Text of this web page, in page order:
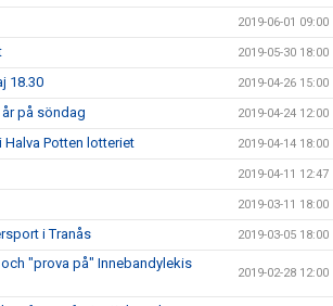
2019-06-01 09:00
2019-05-30 18:00
18.30 2019-04-26 15:00
på söndag 2019-04-24 12:00
Halva Potten lotteriet 2019-04-14 18:00
2019-04-11 12:47
2019-03-11 18:00
i Tranås 2019-03-05 18:00
"prova på" Innebandylekis
2019-02-28 12:00